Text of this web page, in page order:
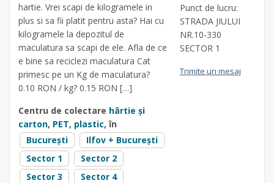
hartie. Vrei scapi de kilogramele in
plus si sa fii platit pentru asta? Hai cu
kilogramele la depozitul de
maculatura sa scapi de ele. Afla de ce
e bine sa reciclezi maculatura Cat
primesc pe un Kg de maculatura?
0.10 RON / kg? 0.15 RON […]
Centru de colectare hârtie și
carton, PET, plastic, în
București
Ilfov + București
Sector 1
Sector 2
Sector 3
Sector 4
Punct de lucru:
STRADA JIULUI
NR.10-330
SECTOR 1
Trimite un mesaj